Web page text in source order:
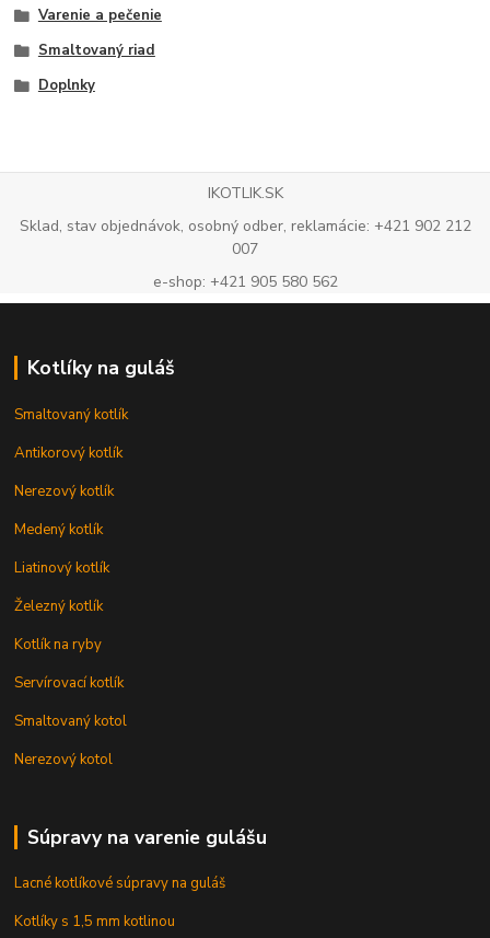
Varenie a pečenie
Smaltovaný riad
Doplnky
IKOTLIK.SK
Sklad, stav objednávok, osobný odber, reklamácie: +421 902 212
007
e-shop: +421 905 580 562
Kotlíky na guláš
Smaltovaný kotlík
Antikorový kotlík
Nerezový kotlík
Medený kotlík
Liatinový kotlík
Železný kotlík
Kotlík na ryby
Servírovací kotlík
Smaltovaný kotol
Nerezový kotol
Súpravy na varenie gulášu
Lacné kotlíkové súpravy na guláš
Kotlíky s 1,5 mm kotlinou